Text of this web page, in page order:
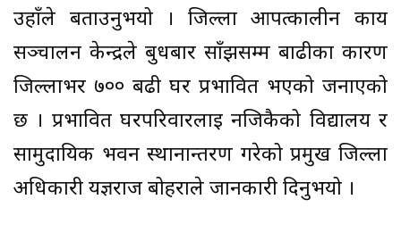
उहाँले बताउनुभयो । जिल्ला आपत्कालीन कार्य
सञ्चालन केन्द्रले बुधबार साँझसम्म बाढीका कारण
जिल्लाभर ७०० बढी घर प्रभावित भएको जनाएको
छ । प्रभावित घरपरिवारलाई नजिकैको विद्यालय र
सामुदायिक भवन स्थानान्तरण गरेको प्रमुख जिल्ला
अधिकारी यज्ञराज बोहराले जानकारी दिनुभयो ।